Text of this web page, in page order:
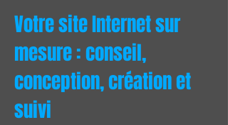
Votre site Internet sur
mesure : conseil,
conception, création et
suivi